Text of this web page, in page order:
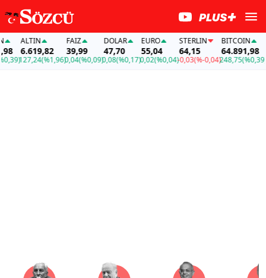
ALTIN
6.619,82
127,24(%1,96)
39,99
0,04(%0,09)
DOLAR
47,70
0,08(%0,17)
EURO
55,04
0,02(%0,04)
STERLIN
64,15
-0,03(%-0,04)
BITCOIN
64.891,98
248,75(%0,39)